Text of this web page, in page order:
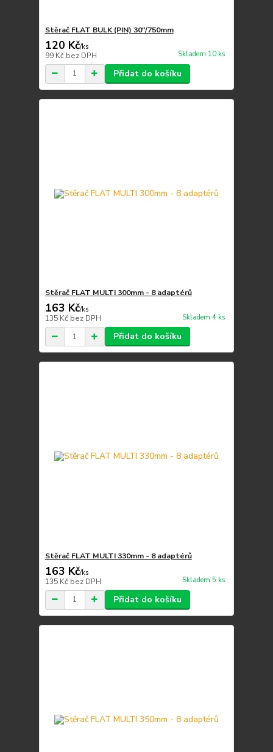
Stěrač FLAT BULK (PIN) 30"/750mm
120 Kč/ks
99 Kč bez DPH Skladem 10 ks
Přidat do košíku
Stěrač FLAT MULTI 300mm - 8 adaptérů
163 Kč/ks
135 Kč bez DPH Skladem 4 ks
Přidat do košíku
Stěrač FLAT MULTI 330mm - 8 adaptérů
163 Kč/ks
135 Kč bez DPH Skladem 5 ks
Přidat do košíku